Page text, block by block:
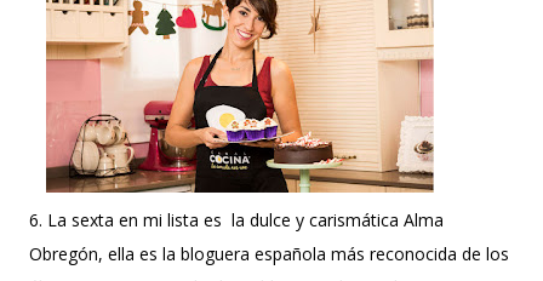
6. La sexta en mi lista es la dulce y carismática Alma
Obregón, ella es la bloguera española más reconocida de los